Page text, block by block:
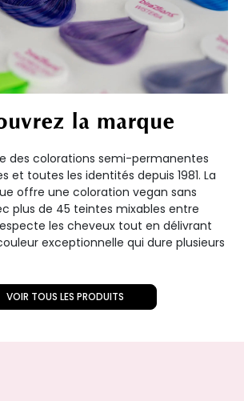
la marque
des colorations semi-permanentes
et toutes les identités depuis 1981. La
offre une coloration vegan sans
plus de 45 teintes mixables entre
les cheveux tout en délivrant
exceptionnelle qui dure plusieurs
VOIR TOUS LES PRODUITS